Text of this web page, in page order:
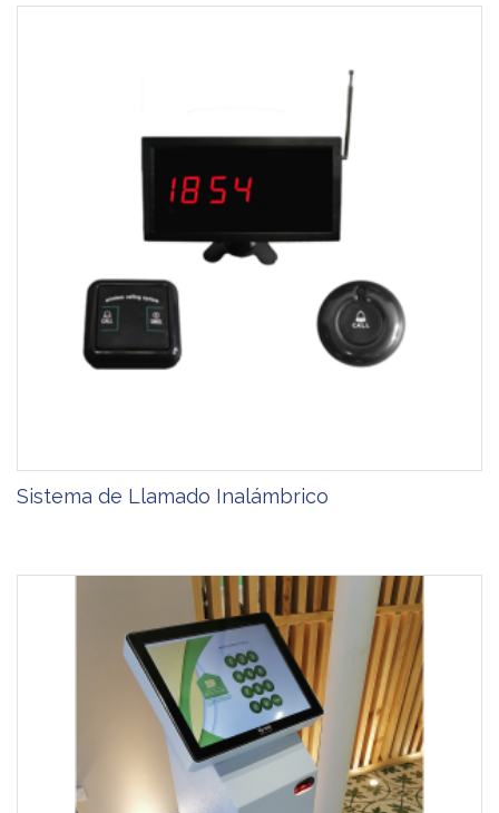
Sistema de Llamado Inalámbrico